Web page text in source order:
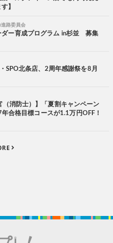
】
路委員会
ダー育成プログラム in杉並 募集
SPO北条店、2周年感謝祭を8月
（消防士）】「夏割キャンペーン
合格目標コースが1.1万円OFF！